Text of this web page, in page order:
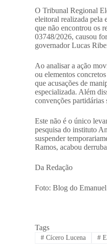
​O Tribunal Regional
eleitoral realizada pela
que não encontrou os
03748/2026, causou
governador Lucas
​Ao analisar a ação
ou elementos
que acusações de
especializada. Além
convenções
​Este não é o único
pesquisa do instituto
suspender
Ramos, acabou
Da Redação
Foto: Blog do
Tags
#Cícero Lucena #